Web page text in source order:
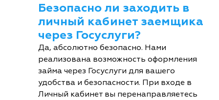
Безопасно ли заходить в
личный кабинет заемщика
через Госуслуги?
Да, абсолютно безопасно. Нами
реализована возможность оформления
займа через Госуслуги для вашего
удобства и безопасности. При входе в
Личный кабинет вы перенаправляетесь